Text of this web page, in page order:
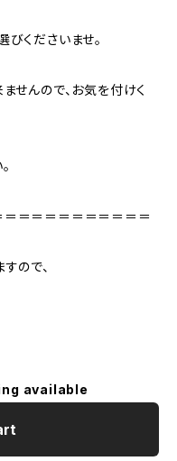
くださいませ。
せんので、お気を付けく
＝＝＝＝＝＝＝＝＝＝
ので、
available